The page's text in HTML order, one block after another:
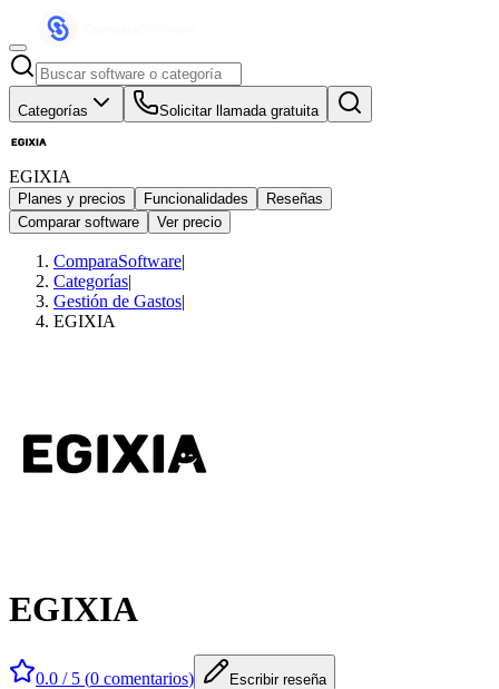
Categorías Solicitar llamada gratuita
EGIXIA
Planes y precios Funcionalidades
Reseñas
Comparar software
Ver precio
ComparaSoftware|
Categorías|
Gestión de Gastos|
EGIXIA
EGIXIA
0.0 / 5 (0 comentarios)
Escribir reseña